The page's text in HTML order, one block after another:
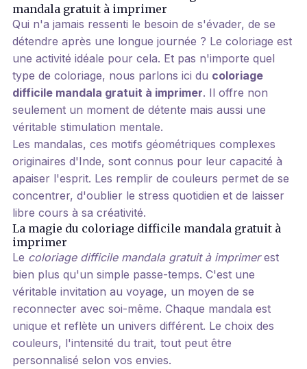
mandala gratuit à imprimer
Qui n'a jamais ressenti le besoin de s'évader, de se
détendre après une longue journée ? Le coloriage est
une activité idéale pour cela. Et pas n'importe quel
type de coloriage, nous parlons ici du coloriage
difficile mandala gratuit à imprimer. Il offre non
seulement un moment de détente mais aussi une
véritable stimulation mentale.
Les mandalas, ces motifs géométriques complexes
originaires d'Inde, sont connus pour leur capacité à
apaiser l'esprit. Les remplir de couleurs permet de se
concentrer, d'oublier le stress quotidien et de laisser
libre cours à sa créativité.
La magie du coloriage difficile mandala gratuit à
imprimer
Le coloriage difficile mandala gratuit à imprimerest
bien plus qu'un simple passe-temps. C'est une
véritable invitation au voyage, un moyen de se
reconnecter avec soi-même. Chaque mandala est
unique et reflète un univers différent. Le choix des
couleurs, l'intensité du trait, tout peut être
personnalisé selon vos envies.